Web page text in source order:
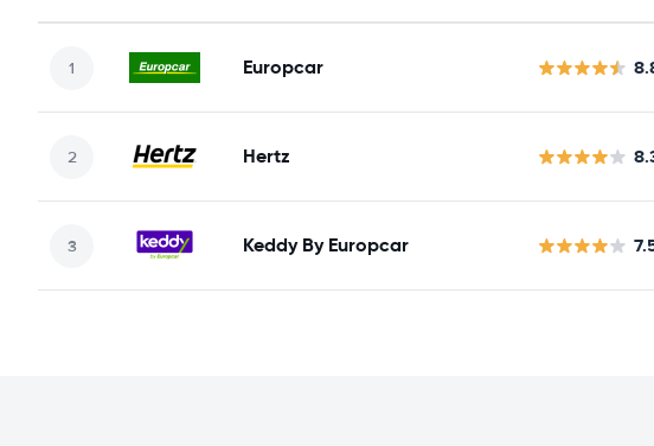
Europcar
Hertz
Keddy By Europcar